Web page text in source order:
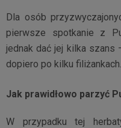
Dla osób
pierwsze spotkanie z
jednak dać jej kilka szans
dopiero po kilku filiżankach.
Jak prawidłowo parzyć
W przypadku tej